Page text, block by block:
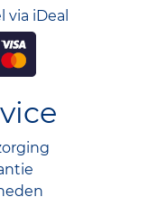
via iDeal